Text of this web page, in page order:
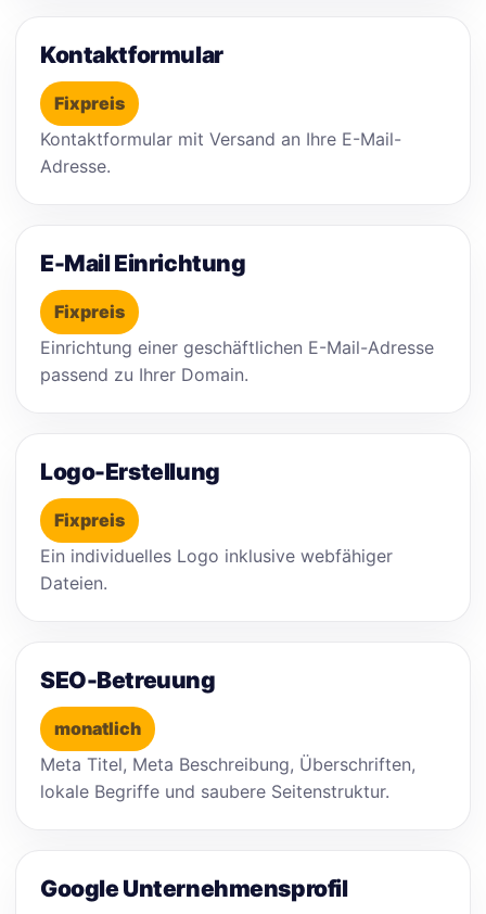
Kontaktformular
Fixpreis
Kontaktformular mit Versand an Ihre E-Mail-
Adresse.
E-Mail Einrichtung
Fixpreis
Einrichtung einer geschäftlichen E-Mail-Adresse
passend zu Ihrer Domain.
Logo-Erstellung
Fixpreis
Ein individuelles Logo inklusive webfähiger
Dateien.
SEO-Betreuung
monatlich
Meta Titel, Meta Beschreibung, Überschriften,
lokale Begriffe und saubere Seitenstruktur.
Google Unternehmensprofil